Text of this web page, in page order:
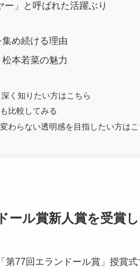
ー」と呼ばれた活躍ぶり
め続ける理由
本若菜の魅力
く知りたい方はこちら
比較してみる
わらない透明感を目指したい方はこ
ール賞新人賞を受賞
77回エランドール賞」授賞